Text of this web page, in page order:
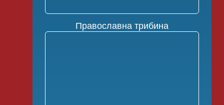
Православна трибина